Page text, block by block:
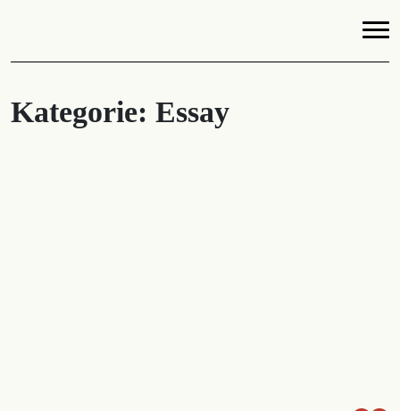
Kategorie: Essay